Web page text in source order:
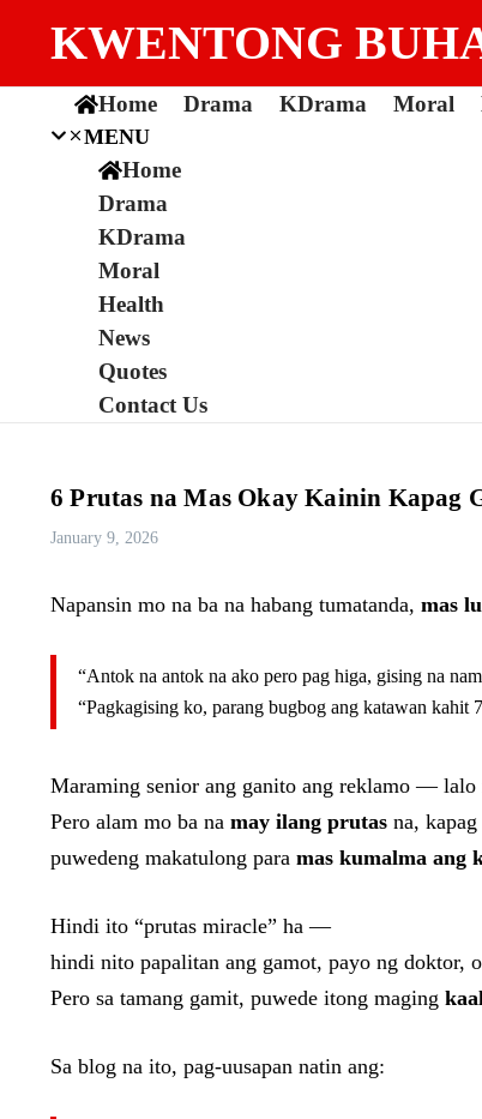
KWENTONG
Home Drama KDrama Moral
MENU
Home
Drama
KDrama
Moral
Health
News
Quotes
Contact Us
6 Prutas na Mas Okay Kainin Kapag
January 9, 2026
Napansin mo na ba na habang tumatanda, mas
“Antok na antok na ako pero pag higa, gising na
“Pagkagising ko, parang bugbog ang katawan kahit
Maraming senior ang ganito ang reklamo — lalo
Pero alam mo ba na may ilang prutas na,
puwedeng makatulong para mas kumalma ang
Hindi ito “prutas miracle” ha —
hindi nito papalitan ang gamot, payo ng doktor,
Pero sa tamang gamit, puwede itong maging
Sa blog na ito, pag-uusapan natin ang: